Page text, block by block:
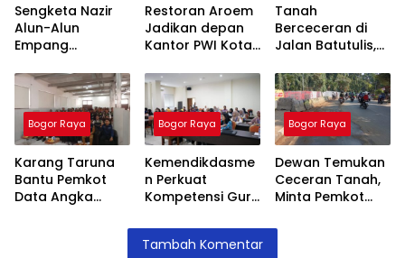
Sengketa Nazir
Alun-Alun
Empang
Terang,
Pertemuan
Hasilkan 4 Poin
Kesepakatan
Restoran Aroem
Jadikan depan
Kantor PWI Kota
Area Parkir,
Ketua PWI
Dilarang Parkir
Tanah
Berceceran di
Jalan Batutulis,
Teguran Tertulis
Pada Kontraktor
Bogor Raya
Karang Taruna
Bantu Pemkot
Data Angka
Bogor Raya
Kemendikdasme
n Perkuat
Kompetensi Guru
Lalubi Untuk
Apresiasi ABK
Bogor Raya
Dewan Temukan
Ceceran Tanah,
Minta Pemkot
Trase Baru
Tambah Komentar